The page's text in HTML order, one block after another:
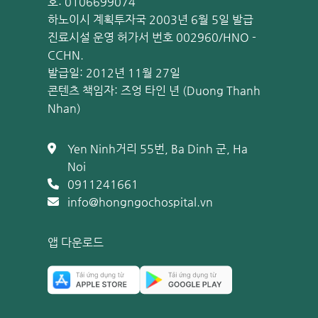
극상근 건염의 구조 (
관련 정보:
극상근 건염의 주요 증상
극상근 건염은 다른 건염과 유사하게 통증, 저림, 피로감
로 어깨 바깥쪽, 삼각근 주변에서 심하게 느껴집니다. 밤
때 찌르는 듯한 통증을 느낍니다.
하노이시 계획투자국 2003년 6월 5일 발급
진료시설 운영 허가서 번호 002960/HNO -
CCHN.
발급일: 2012년 11월 27일
콘텐츠 책임자: 즈엉 타인 년 (Duong Thanh
Nhan)
Yen Ninh거리 55번, Ba Dinh 군, Ha
Noi
0911241661
info@hongngochospital.vn
앱 다운로드